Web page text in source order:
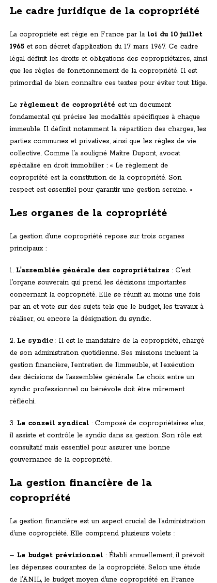
Le cadre juridique de la copropriété
La copropriété est régie en France par la loi du 10 juillet
1965 et son décret d’application du 17 mars 1967. Ce cadre
légal définit les droits et obligations des copropriétaires, ainsi
que les règles de fonctionnement de la copropriété. Il est
primordial de bien connaître ces textes pour éviter tout litige.
Le règlement de copropriété est un document
fondamental qui précise les modalités spécifiques à chaque
immeuble. Il définit notamment la répartition des charges, les
parties communes et privatives, ainsi que les règles de vie
collective. Comme l’a souligné Maître Dupont, avocat
spécialisé en droit immobilier : « Le règlement de
copropriété est la constitution de la copropriété. Son
respect est essentiel pour garantir une gestion sereine. »
Les organes de la copropriété
La gestion d’une copropriété repose sur trois organes
principaux :
1. L’assemblée générale des copropriétaires : C’est
l’organe souverain qui prend les décisions importantes
concernant la copropriété. Elle se réunit au moins une fois
par an et vote sur des sujets tels que le budget, les travaux à
réaliser, ou encore la désignation du syndic.
2. Le syndic : Il est le mandataire de la copropriété, chargé
de son administration quotidienne. Ses missions incluent la
gestion financière, l’entretien de l’immeuble, et l’exécution
des décisions de l’assemblée générale. Le choix entre un
syndic professionnel ou bénévole doit être mûrement
réfléchi.
3. Le conseil syndical : Composé de copropriétaires élus,
il assiste et contrôle le syndic dans sa gestion. Son rôle est
consultatif mais essentiel pour assurer une bonne
gouvernance de la copropriété.
La gestion financière de la
copropriété
La gestion financière est un aspect crucial de l’administration
d’une copropriété. Elle comprend plusieurs volets :
– Le budget prévisionnel : Établi annuellement, il prévoit
les dépenses courantes de la copropriété. Selon une étude
de l’ANIL, le budget moyen d’une copropriété en France